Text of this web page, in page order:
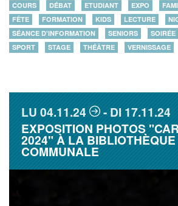
COURS
DÉBAT ETUDIANT EXPO
FÊTE
FORMATION KIDS LECTURE
SÉANCE D'INFORMATION
SENIORS SOIRÉE
SPORT
STAGE THÉÂTRE VERNISSAGE
LU04.11.24 DI17.11.24
EXPOSITION PHOTOS
2024" À LA BIBLIOTHÈQUE
COMMUNALE